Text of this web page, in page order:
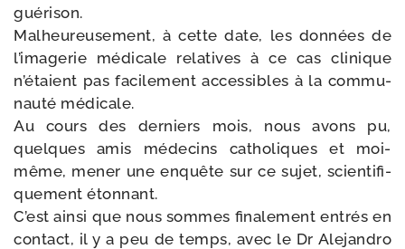
guérison.
Malheureusement, à cette date, les don­nées de
l’imagerie médi­cale rela­tives à ce cas cli­nique
n’étaient pas faci­le­ment acces­sibles à la com­mu­
nau­té médicale.
Au cours des der­niers mois, nous avons pu,
quelques amis méde­cins catho­liques et moi-​
même, mener une enquête sur ce sujet, scien­ti­fi­
que­ment étonnant.
C’est ain­si que nous sommes fina­le­ment entrés en
contact, il y a peu de temps, avec le Dr Alejandro